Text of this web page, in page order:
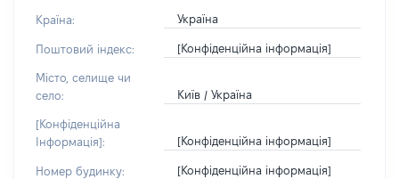
Країна: Україна
Поштовий індекс: [Конфіденційна інформація]
Місто, селище чи
село:
Київ / Україна
[Конфіденційна
Інформація]:
[Конфіденційна інформація]
Номер будинку: [Конфіденційна інформація]